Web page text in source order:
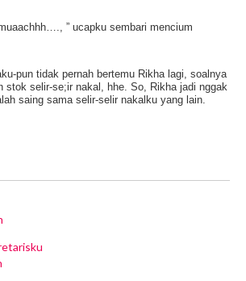
” ucapku sembari mencium
pun tidak pernah bertemu Rikha lagi, soalnya
stok selir-se;ir nakal, hhe. So, Rikha jadi nggak
saing sama selir-selir nakalku yang lain.